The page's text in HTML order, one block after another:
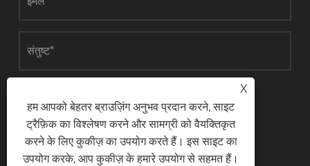
जमा करना
X
हम आपको बेहतर ब्राउज़िंग अनुभव प्रदान करने, साइट
ट्रैफ़िक का विश्लेषण करने और सामग्री को वैयक्तिकृत
करने के लिए कुकीज़ का उपयोग करते हैं। इस साइट का
उपयोग करके, आप कुकीज़ के हमारे उपयोग से सहमत हैं।